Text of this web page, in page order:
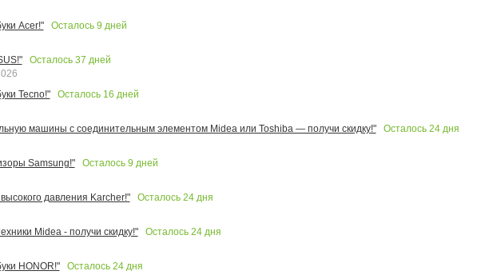
Acer!" Осталось 9 дней
Осталось 37 дней
Tecno!"
Осталось 16 дней
машины с соединительным элементом Midea или Toshiba — получи скидку!" Осталось 24дня
Samsung!" Осталось 9 дней
давления Karcher!" Осталось 24дня
Midea - получи скидку!" Осталось 24дня
HONOR!" Осталось 24дня